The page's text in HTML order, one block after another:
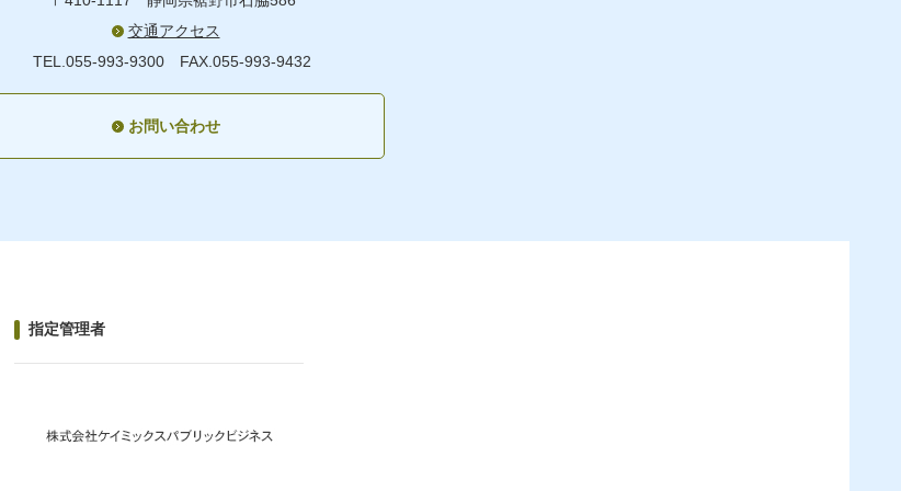
交通アクセス
TEL.055-993-9300 FAX.055-993-9432
お問い合わせ
指定管理者